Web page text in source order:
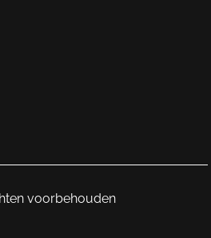
van
van
voorbehouden